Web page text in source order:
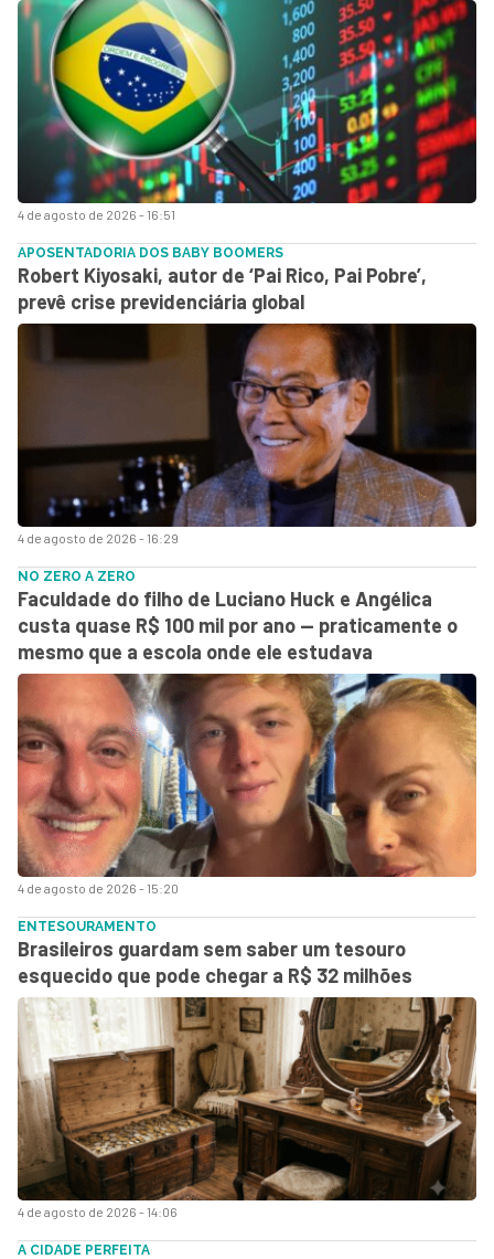
4 de agosto de 2026 - 16:51
4 de agosto de 2026 - 16:29
APOSENTADORIA DOS BABY BOOMERS
Robert Kiyosaki, autor de ‘Pai Rico, Pai Pobre’,
prevê crise previdenciária global
4 de agosto de 2026 - 15:20
NO ZERO A ZERO
Faculdade do filho de Luciano Huck e Angélica
custa quase R$ 100 mil por ano — praticamente o
mesmo que a escola onde ele estudava
4 de agosto de 2026 - 14:06
ENTESOURAMENTO
Brasileiros guardam sem saber um tesouro
esquecido que pode chegar a R$ 32 milhões
A CIDADE PERFEITA